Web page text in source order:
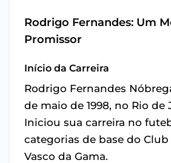
Rodrigo Fernandes: Um
Promissor
Início da Carreira
Rodrigo Fernandes
de maio de 1998, no Rio de
Iniciou sua carreira no
categorias de base do Club
Vasco da Gama.